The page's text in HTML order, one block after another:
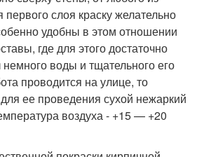
слоя краску желательно
удобны в этом отношении
где для этого достаточно
воды и тщательного его
проводится на улице, то
ее проведения сухой нежаркий
воздуха - +15 — +20